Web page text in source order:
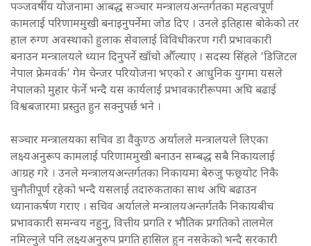
पञ्जवर्षीय योजनामा आबद्ध सञ्चार मन्त्रालयअन्तर्गतका महत्वपूर्ण
कामलाई परिणाममुखी बनाइनुपर्नेमा जोड दिए । उनले इतिहास बोकेको तर
हाल रुग्ण अवस्थाको हुलाक सेवालाई विविधीकरण गरी प्रभावकारी
बनाउन मन्त्रालयले ध्यान दिनुपर्ने खाँचो औँल्याए । सदस्य सिंहले ‘डिजिटल
नेपाल फ्रेमवर्क’ गेम चेन्जर परियोजना भएको र आधुनिक युगमा यसले
नेपालको मुहार फेर्ने भन्दै यस कार्यलाई प्रभावकारीरूपमा अघि बढाई
विश्वबजारमा प्रस्तुत हुन सक्नुपर्छ भने ।
सञ्चार मन्त्रालयका सचिव डा वैकुण्ठ अर्यालले मन्त्रालयले लिएका
लक्ष्यअनुरूप कामलाई परिणाममुखी बनाउन सम्बद्ध सबै निकायलाई
आग्रह गरे । उनले मन्त्रालयअन्तर्गतका निकायमा बेरुजु फछ्र्योट निकै
चुनौतीपूर्ण रहेको भन्दै यसलाई तदारुकताका साथ अघि बढाउन
ध्यानाकर्षण गराए । सचिव अर्यालले मन्त्रालयअन्तर्गतकै निकायबीच
प्रभावकारी समन्वय नहुनु, वित्तीय प्रगति र भौतिक प्रगतिको तालमेल
नमिल्नुले पनि लक्ष्यअनुरुप प्रगति हासिल हुन नसकेको भन्दै सरकारी